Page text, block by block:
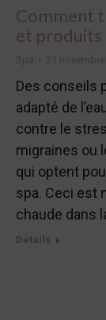
Comment
et
Des conseils
adapté de
contre le
migraines ou
qui optent
spa. Ceci est
chaude dans
Détails